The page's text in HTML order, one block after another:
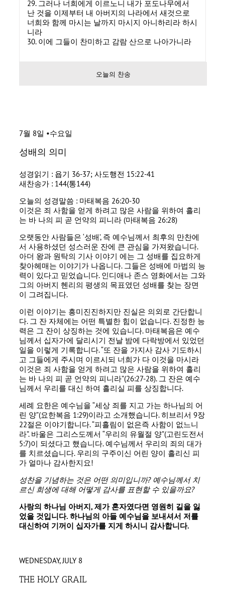
29. 그러나 너희에게 이르노니 내가 포도나무에서
난 것을 이제부터 내 아버지의 나라에서 새것으로
너희와 함께 마시는 날까지 마시지 아니하리라 하시
니라
30. 이에 그들이 찬미하고 감람 산으로 나아가니라
오늘의 찬송
7월 8일 •수요일
성배의 의미
성경읽기 : 욥기 36-37; 사도행전 15:22-41
새찬송가 : 144(통144)
오늘의 성경말씀 : 마태복음 26:20-30
이것은 죄 사함을 얻게 하려고 많은 사람을 위하여 흘리
는 바 나의 피 곧 언약의 피니라 (마태복음 26:28)
오랫동안 사람들은 ‘성배’, 즉 예수님께서 최후의 만찬에
서 사용하셨던 성스러운 잔에 큰 관심을 가져왔습니다.
아더 왕과 원탁의 기사 이야기 에는 그 성배를 집요하게
찾아헤매는 이야기가 나옵니다. 그들은 성배에 마법의 능
력이 있다고 믿었습니다. 인디애나 존스 영화에서는 그와
그의 아버지 헨리의 평생의 목표였던 성배를 찾는 장면
이 그려집니다.
이런 이야기는 흥미진진하지만 진실은 의외로 간단합니
다. 그 잔 자체에는 어떤 특별한 힘이 없습니다. 진정한 능
력은 그 잔이 상징하는 것에 있습니다. 마태복음은 예수
님께서 십자가에 달리시기 전날 밤에 다락방에서 있었던
일을 이렇게 기록합니다. “또 잔을 가지사 감사 기도하시
고 그들에게 주시며 이르시되 너희가 다 이것을 마시라
이것은 죄 사함을 얻게 하려고 많은 사람을 위하여 흘리
는 바 나의 피 곧 언약의 피니라”(26:27-28). 그 잔은 예수
님께서 우리를 대신 하여 흘리실 피를 상징합니다.
세례 요한은 예수님을 “세상 죄를 지고 가는 하나님의 어
린 양”(요한복음 1:29)이라고 소개했습니다. 히브리서 9장
22절은 이야기합니다. “피흘림이 없은즉 사함이 없느니
라”. 바울은 그리스도께서 “우리의 유월절 양”(고린도전서
5:7)이 되셨다고 했습니다. 예수님께서 우리의 죄의 대가
를 치르셨습니다. 우리의 구주이신 어린 양이 흘리신 피
가 얼마나 감사한지요!
성찬을 기념하는 것은 어떤 의미입니까? 예수님께서 치
르신 희생에 대해 어떻게 감사를 표현할 수 있을까요?
사랑의 하나님 아버지, 제가 혼자였다면 영원히 길을 잃
었을 것입니다. 하나님의 아들 예수님을 보내셔서 저를
대신하여 기꺼이 십자가를 지게 하시니 감사합니다.
WEDNESDAY, JULY 8
THE HOLY GRAIL